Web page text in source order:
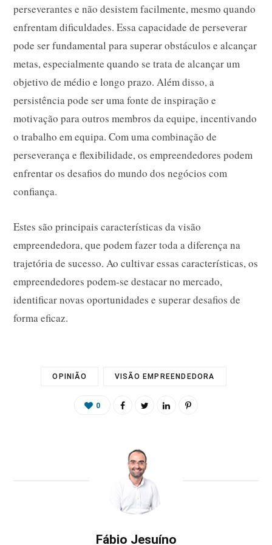
perseverantes e não desistem facilmente, mesmo quando
enfrentam dificuldades. Essa capacidade de perseverar
pode ser fundamental para superar obstáculos e alcançar
metas, especialmente quando se trata de alcançar um
objetivo de médio e longo prazo. Além disso, a
persistência pode ser uma fonte de inspiração e
motivação para outros membros da equipe, incentivando
o trabalho em equipa. Com uma combinação de
perseverança e flexibilidade, os empreendedores podem
enfrentar os desafios do mundo dos negócios com
confiança.
Estes são principais características da visão
empreendedora, que podem fazer toda a diferença na
trajetória de sucesso. Ao cultivar essas características, os
empreendedores podem-se destacar no mercado,
identificar novas oportunidades e superar desafios de
forma eficaz.
OPINIÃO VISÃO EMPREENDEDORA
0
Fábio Jesuíno